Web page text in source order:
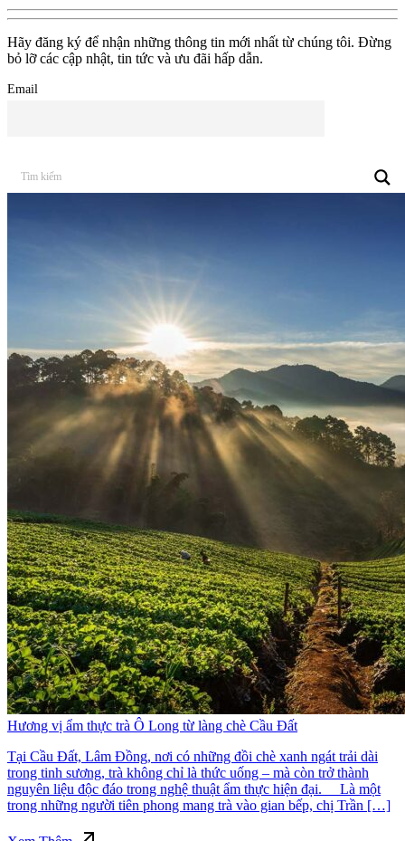
Hãy đăng ký để nhận những thông tin mới nhất từ chúng tôi. Đừng
bỏ lỡ các cập nhật, tin tức và ưu đãi hấp dẫn.
Email
Hương vị ẩm thực trà Ô Long từ làng chè Cầu Đất
Tại Cầu Đất, Lâm Đồng, nơi có những đồi chè xanh ngát trải dài
trong tinh sương, trà không chỉ là thức uống – mà còn trở thành
nguyên liệu độc đáo trong nghệ thuật ẩm thực hiện đại. Là một
trong những người tiên phong mang trà vào gian bếp, chị Trần […]